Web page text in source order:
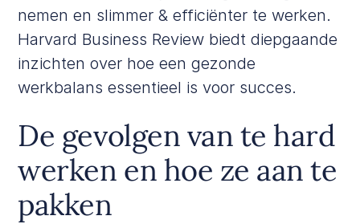
nemen en slimmer & efficiënter te werken.
Harvard Business Review biedt diepgaande
inzichten over hoe een gezonde
werkbalans essentieel is voor succes.
De gevolgen van te hard
werken en hoe ze aan te
pakken